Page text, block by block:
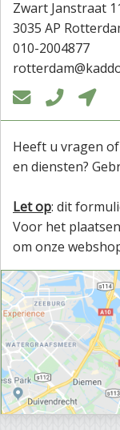
Zwart Janstraat
3035 AP
010-2004877
  
Heeft u vragen
en diensten?
Let op: dit
Voor het
om onze